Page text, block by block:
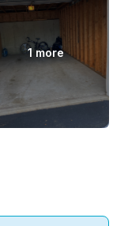
1 more